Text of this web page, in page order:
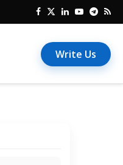
Write Us